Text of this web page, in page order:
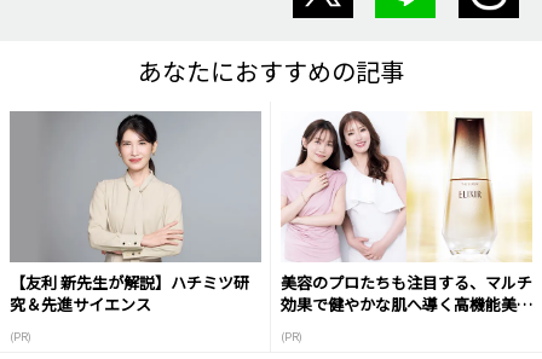
あなたにおすすめの記事
【友利 新先生が解説】ハチミツ研
究＆先進サイエンス
(PR)
美容のプロたちも注目する、マルチ
効果で健やかな肌へ導く高機能美容
(PR)